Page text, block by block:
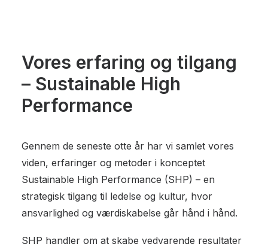
Vores erfaring og tilgang
– Sustainable High
Performance
Gennem de seneste otte år har vi samlet vores
viden, erfaringer og metoder i konceptet
Sustainable High Performance (SHP) – en
strategisk tilgang til ledelse og kultur, hvor
ansvarlighed og værdiskabelse går hånd i hånd.
SHP handler om at skabe vedvarende resultater